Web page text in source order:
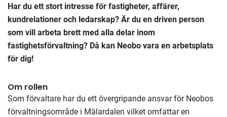
Har du ett stort intresse för fastigheter, affärer,
kundrelationer och ledarskap? Är du en driven person
som vill arbeta brett med alla delar inom
fastighetsförvaltning? Då kan Neobo vara en arbetsplats
för dig!
Om rollen
Som förvaltare har du ett övergripande ansvar för Neobos
förvaltningsområde i Mälardalen vilket omfattar en